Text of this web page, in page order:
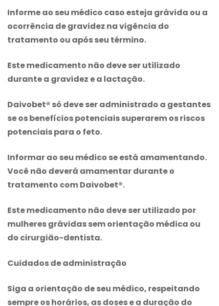
Informe ao seu médico caso esteja grávida ou a
ocorrência de gravidez na vigência do
tratamento ou após seu término.
Este medicamento não deve ser utilizado
durante a gravidez e a lactação.
Daivobet® só deve ser administrado a gestantes
se os benefícios potenciais superarem os riscos
potenciais para o feto.
Informar ao seu médico se está amamentando.
Você não deverá amamentar durante o
tratamento com Daivobet®.
Este medicamento não deve ser utilizado por
mulheres grávidas sem orientação médica ou
do cirurgião-dentista.
Cuidados de administração
Siga a orientação de seu médico, respeitando
sempre os horários, as doses e a duração do